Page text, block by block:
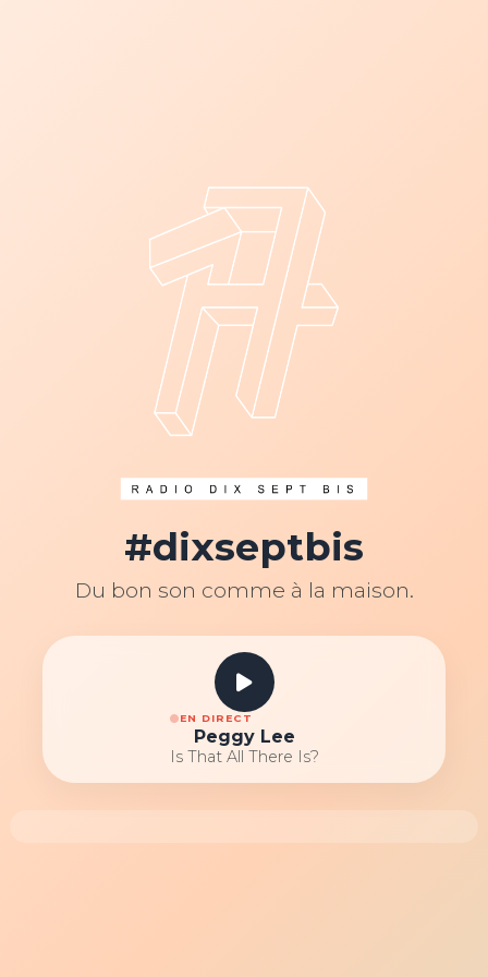
#dixseptbis
Du bon son comme à la maison.
EN DIRECT
Peggy Lee
Is That All There Is?